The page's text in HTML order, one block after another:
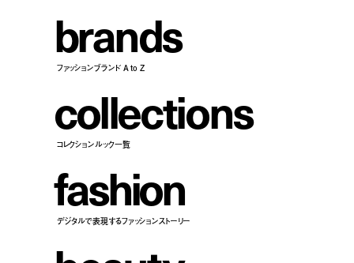
brands
ファッションブランド A to Z
collections
コレクションルック一覧
fashion
デジタルで表現するファッションストーリー